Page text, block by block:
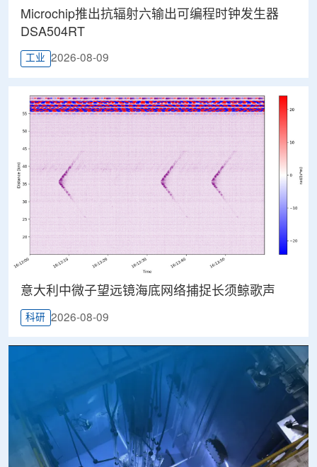
Microchip推出抗辐射六输出可编程时钟发生器
DSA504RT
工业 2026-08-09
意大利中微子望远镜海底网络捕捉长须鲸歌声
科研 2026-08-09